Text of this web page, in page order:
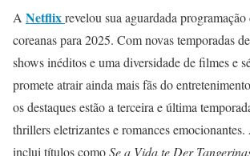
A Netflixrevelou sua aguardada
coreanas para 2025. Com novas temporadas
shows inéditos e uma diversidade de filmes e
promete atrair ainda mais fãs do
os destaques estão a terceira e última
thrillers eletrizantes e romances
inclui títulos comoSe a Vida te Der